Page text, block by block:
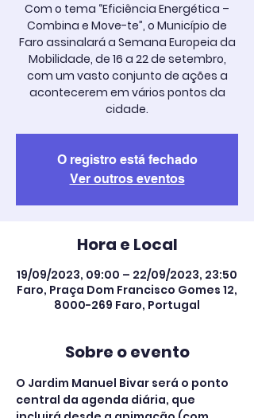
Com o tema “Eficiência Energética –
Combina e Move-te”, o Município de
Faro assinalará a Semana Europeia da
Mobilidade, de 16 a 22 de setembro,
com um vasto conjunto de ações a
acontecerem em vários pontos da
cidade.
O registro está fechado
Ver outros eventos
Hora e Local
19/09/2023, 09:00 – 22/09/2023, 23:50
Faro, Praça Dom Francisco Gomes 12,
8000-269 Faro, Portugal
Sobre o evento
O Jardim Manuel Bivar será o ponto
central da agenda diária, que